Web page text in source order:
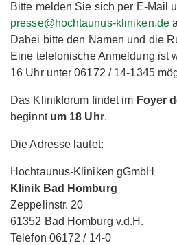
Bitte melden Sie sich per E-Mail
presse@hochtaunus-kliniken.de
Dabei bitte den Namen und die
Eine telefonische Anmeldung ist
16 Uhr unter 06172 / 14-1345
Das Klinikforum findet im Foyer
beginnt um 18 Uhr.
Die Adresse lautet:
Hochtaunus-Kliniken gGmbH
Klinik Bad Homburg
Zeppelinstr. 20
61352 Bad Homburg v.d.H.
Telefon 06172 / 14-0